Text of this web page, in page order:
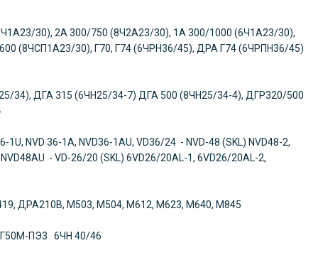
30), 2А 300/750 (8Ч2А23/30), 1А 300/1000 (6Ч1А23/30),
(8ЧСП1А23/30), Г70, Г74 (6ЧРН36/45), ДРА Г74 (6ЧРПН36/45)
34), ДГА 315 (6ЧН25/34-7) ДГА 500 (8ЧН25/34-4), ДГР320/500
1U, NVD 36-1A, NVD36-1AU, VD36/24 - NVD-48 (SKL) NVD48-2,
- VD-26/20 (SKL) 6VD26/20AL-1, 6VD26/20AL-2,
ДРА210В, М503, М504, М612, М623, М640, М845
ПЭ3 6ЧН 40/46